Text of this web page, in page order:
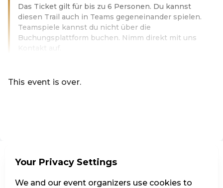
Das Ticket gilt für bis zu 6 Personen. Du kannst
diesen Trail auch in Teams gegeneinander spielen.
Teamspiele kannst du nicht über die
Buchungsplattform buchen. Nimm direkt mit uns
Kontakt auf.
This event is over.
Your Privacy Settings
We and our event organizers use cookies to